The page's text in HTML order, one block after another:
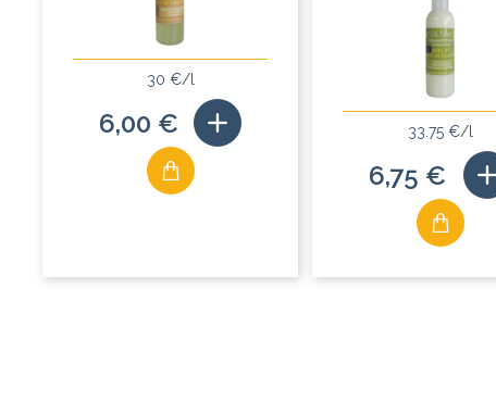
30 €/l
6,00 € 33.75 €/l
6,75 €